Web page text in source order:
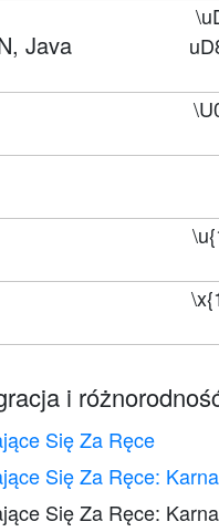
Java
i
Się Za Ręce
Się Za Ręce:
Się Za Ręce: